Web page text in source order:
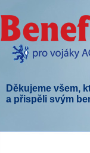
Děkujeme všem,
a přispěli svým